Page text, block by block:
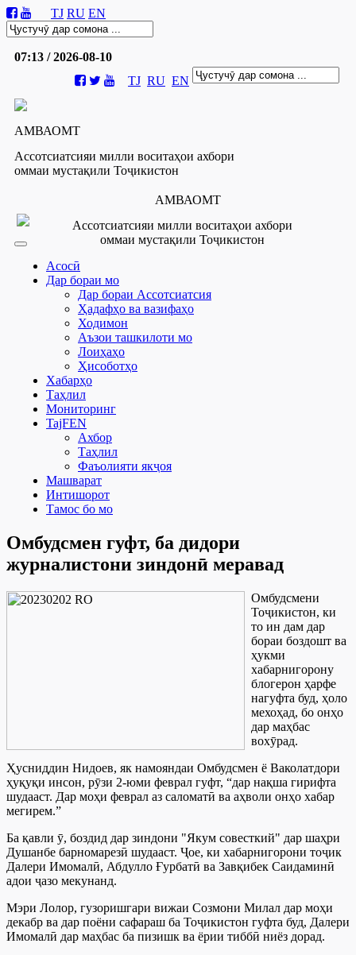
TJ RU EN
07:13 / 2026-08-10
TJ RU EN
АМВАОМТ
Ассотсиатсияи милли воситаҳои ахбори
оммаи мустақили Тоҷикистон
АМВАОМТ
Ассотсиатсияи милли воситаҳои ахбори
оммаи мустақили Тоҷикистон
Асосӣ
Дар бораи мо
Дар бораи Ассотсиатсия
Ҳадафҳо ва вазифаҳо
Ходимон
Аъзои ташкилоти мо
Лоиҳаҳо
Ҳисоботҳо
Хабарҳо
Таҳлил
Мониторинг
TajFEN
Ахбор
Таҳлил
Фаъолияти якҷоя
Машварат
Интишорот
Тамос бо мо
Омбудсмен гуфт, ба дидори
журналистони зиндонӣ меравад
Омбудсмени
Тоҷикистон, ки
то ин дам дар
бораи боздошт ва
ҳукми
хабарнигорону
блогерон ҳарфе
нагуфта буд, ҳоло
мехоҳад, бо онҳо
дар маҳбас
вохӯрад.
Ҳусниддин Нидоев, як намояндаи Омбудсмен ё Ваколатдори
ҳуқуқи инсон, рӯзи 2-юми феврал гуфт, “дар нақша гирифта
шудааст. Дар моҳи феврал аз саломатӣ ва аҳволи онҳо хабар
мегирем.”
Ба қавли ӯ, боздид дар зиндони "Якум совесткий" дар шаҳри
Душанбе барномарезӣ шудааст. Ҷое, ки хабарнигорони тоҷик
Далери Имомалӣ, Абдулло Ғурбатӣ ва Завқибек Саидаминӣ
адои ҷазо мекунанд.
Мэри Лолор, гузоришгари вижаи Созмони Милал дар моҳи
декабр ва дар поёни сафараш ба Тоҷикистон гуфта буд, Далери
Имомалӣ дар маҳбас ба пизишк ва ёрии тиббӣ ниёз дорад.